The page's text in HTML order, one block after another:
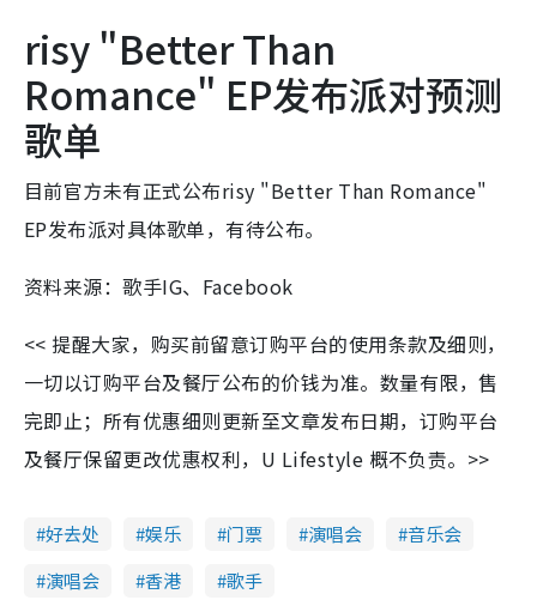
risy "Better Than
Romance" EP发布派对预测
歌单
目前官方未有正式公布risy "Better Than Romance"
EP发布派对具体歌单，有待公布。
资料来源：歌手IG、Facebook
<< 提醒大家，购买前留意订购平台的使用条款及细则，
一切以订购平台及餐厅公布的价钱为准。数量有限，售
完即止；所有优惠细则更新至文章发布日期，订购平台
及餐厅保留更改优惠权利，U Lifestyle 概不负责。>>
好去处 娱乐 门票 演唱会
音乐会
演唱会
香港 歌手